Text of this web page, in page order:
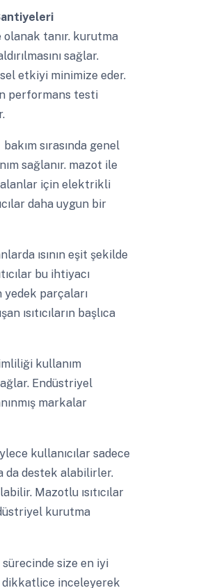
olanak tanır. kurutma
sağlar.
etkiyi minimize eder.
performans testi
bakım sırasında genel
sağlanır. mazot ile
alanlar için elektrikli
daha uygun bir
ısının eşit şekilde
bu ihtiyacı
yedek parçaları
ısıtıcıların başlıca
kullanım
Endüstriyel
markalar
kullanıcılar sadece
da destek alabilirler.
Mazotlu ısıtıcılar
kurutma
size en iyi
dikkatlice inceleyerek